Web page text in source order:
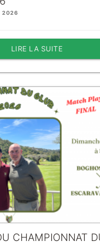
2026
LIRE LA SUITE
CHAMPIONNAT